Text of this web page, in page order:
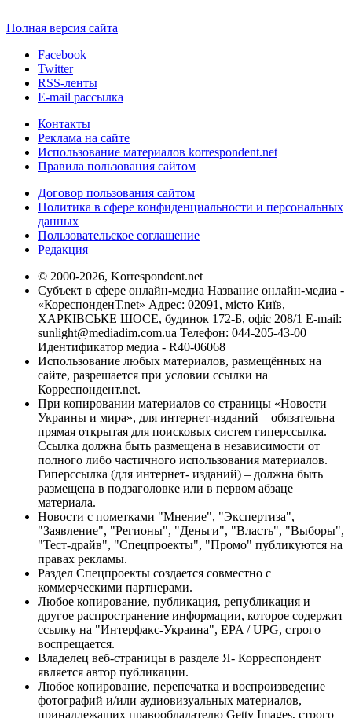
Полная версия сайта
Facebook
Twitter
RSS-ленты
E-mail рассылка
Контакты
Реклама на сайте
Использование материалов korrespondent.net
Правила пользования сайтом
Договор пользования сайтом
Политика в сфере конфиденциальности и персональных
данных
Пользовательское соглашение
Редакция
© 2000-2026, Korrespondent.net
Субъект в сфере онлайн-медиа Название онлайн-медиа -
«КореспонденТ.net» Адрес: 02091, місто Київ,
ХАРКІВСЬКЕ ШОСЕ, будинок 172-Б, офіс 208/1 E-mail:
sunlight@mediadim.com.ua Телефон: 044-205-43-00
Идентификатор медиа - R40-06068
Использование любых материалов, размещённых на
сайте, разрешается при условии ссылки на
Корреспондент.net.
При копировании материалов со страницы «Новости
Украины и мира», для интернет-изданий – обязательна
прямая открытая для поисковых систем гиперссылка.
Ссылка должна быть размещена в независимости от
полного либо частичного использования материалов.
Гиперссылка (для интернет- изданий) – должна быть
размещена в подзаголовке или в первом абзаце
материала.
Новости с пометками "Мнение", "Экспертиза",
"Заявление", "Регионы", "Деньги", "Власть", "Выборы",
"Тест-драйв", "Спецпроекты", "Промо" публикуются на
правах рекламы.
Раздел Спецпроекты создается совместно с
коммерческими партнерами.
Любое копирование, публикация, републикация и
другое распространение информации, которое содержит
ссылку на "Интерфакс-Украина", EPA / UPG, строго
воспрещается.
Владелец веб-страницы в разделе Я- Корреспондент
является автор публикации.
Любое копирование, перепечатка и воспроизведение
фотографий и/или аудиовизуальных материалов,
принадлежащих правообладателю Getty Images, строго